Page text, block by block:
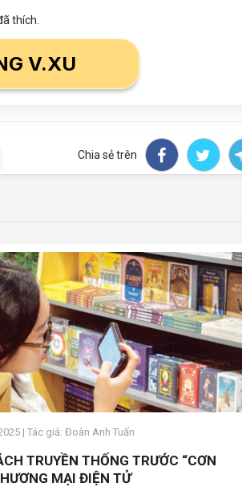
thích.
V.XU
Chia sẻ trên
| Tác giả: Đoàn Anh Tuấn
TRUYỀN THỐNG TRƯỚC “CƠN
MẠI ĐIỆN TỬ